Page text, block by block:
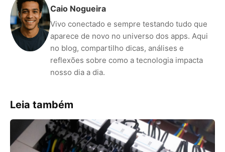
Caio Nogueira
Vivo conectado e sempre testando tudo que
aparece de novo no universo dos apps. Aqui
no blog, compartilho dicas, análises e
reflexões sobre como a tecnologia impacta
nosso dia a dia.
Leia também